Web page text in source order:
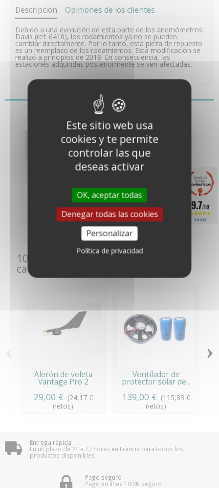
Descripción Opiniones de los clientes
Debido a una evolución de esta parte de los anemómetros
Davis (ref. 6410), los rodamientos ya no se pueden
cambiar directamente. Por lo tanto, esta pieza de repuesto
es un reemplazo de los rodamientos. Esta modificación se
realizó a principios de 2018. En consecuencia, las
estaciones adquiridas posteriormente se ven afectadas.
También le puede gustar
Anemómetro de
veleta estándar
(207,50 €
Anemómetro de
paletas Vantage Pro
- Davis...
249,00 €
10 otros productos de la misma
categoría:
Alerón de veleta
Vantage Pro 2
(antigua...
29,00 € (24,17 €
netos)
Ventilador de
protector solar de...
139,00 € (115,83 €
netos)
›
Entrega rápida
En un plazo de 24 a 72 horas en Francia para todos los
productos disponibles
Pago seguro
Pago en línea 100% seguro
9.7/10
1246 NOTAS
Este sitio web usa
cookies y te permite
controlar las que
deseas activar
OK, aceptar todas
Denegar todas las cookies
Personalizar
Política de privacidad